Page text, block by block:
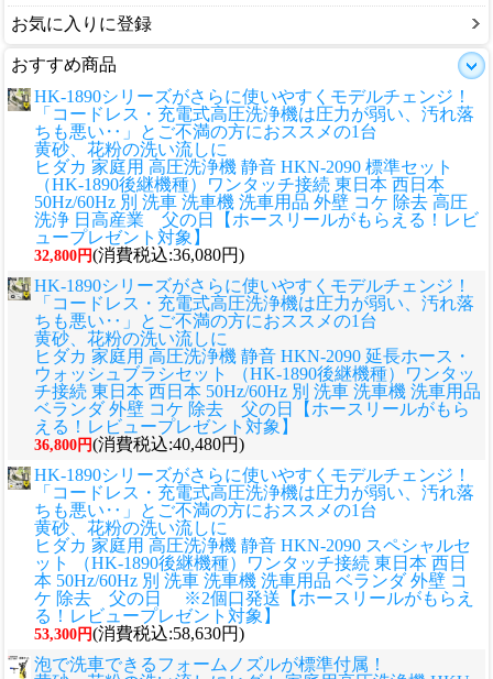
お気に入りに登録
おすすめ商品
HK-1890シリーズがさらに使いやすくモデルチェンジ！
「コードレス・充電式高圧洗浄機は圧力が弱い、汚れ落
ちも悪い‥」とご不満の方におススメの1台
黄砂、花粉の洗い流しに
ヒダカ 家庭用 高圧洗浄機 静音 HKN-2090 標準セット
（HK-1890後継機種）ワンタッチ接続 東日本 西日本
50Hz/60Hz 別 洗車 洗車機 洗車用品 外壁 コケ 除去 高圧
洗浄 日高産業 父の日【ホースリールがもらえる！レビ
ュープレゼント対象】
32,800円(消費税込:36,080円)
HK-1890シリーズがさらに使いやすくモデルチェンジ！
「コードレス・充電式高圧洗浄機は圧力が弱い、汚れ落
ちも悪い‥」とご不満の方におススメの1台
黄砂、花粉の洗い流しに
ヒダカ 家庭用 高圧洗浄機 静音 HKN-2090 延長ホース・
ウォッシュブラシセット （HK-1890後継機種）ワンタッ
チ接続 東日本 西日本 50Hz/60Hz 別 洗車 洗車機 洗車用品
ベランダ 外壁 コケ 除去 父の日【ホースリールがもら
える！レビュープレゼント対象】
36,800円(消費税込:40,480円)
HK-1890シリーズがさらに使いやすくモデルチェンジ！
「コードレス・充電式高圧洗浄機は圧力が弱い、汚れ落
ちも悪い‥」とご不満の方におススメの1台
黄砂、花粉の洗い流しに
ヒダカ 家庭用 高圧洗浄機 静音 HKN-2090 スペシャルセ
ット （HK-1890後継機種）ワンタッチ接続 東日本 西日
本 50Hz/60Hz 別 洗車 洗車機 洗車用品 ベランダ 外壁 コ
ケ 除去 父の日 ※2個口発送【ホースリールがもらえ
る！レビュープレゼント対象】
53,300円(消費税込:58,630円)
泡で洗車できるフォームノズルが標準付属！